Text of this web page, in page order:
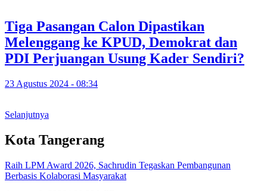
Tiga Pasangan Calon Dipastikan
Melenggang ke KPUD, Demokrat dan
PDI Perjuangan Usung Kader Sendiri?
23 Agustus 2024 - 08:34
Selanjutnya
Kota Tangerang
Raih LPM Award 2026, Sachrudin Tegaskan Pembangunan
Berbasis Kolaborasi Masyarakat